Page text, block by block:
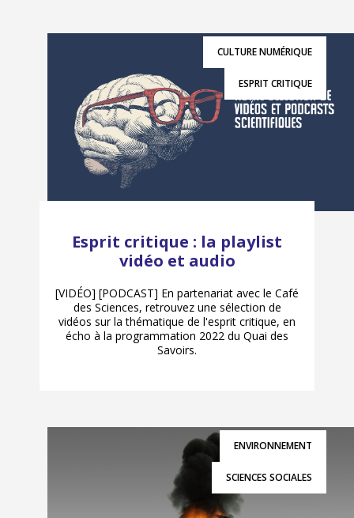
CULTURE NUMÉRIQUE
ESPRIT CRITIQUE
Esprit critique : la playlist
vidéo et audio
[VIDÉO] [PODCAST] En partenariat avec le Café
des Sciences, retrouvez une sélection de
vidéos sur la thématique de l'esprit critique, en
écho à la programmation 2022 du Quai des
Savoirs.
ENVIRONNEMENT
SCIENCES SOCIALES